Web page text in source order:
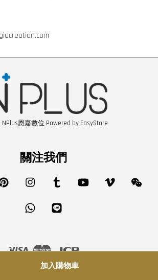
加入購物車
恩嘉數位 Powered by EasyStore
關注我們
Pinterest Instagram Tumblr YouTube Vimeo
Whatsapp
Visa Master